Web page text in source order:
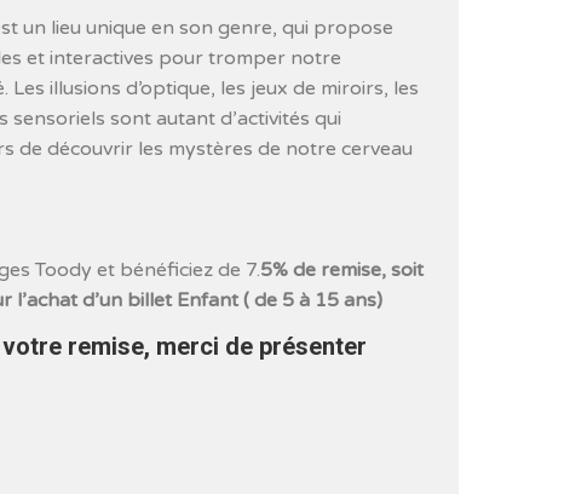
un lieu unique en son genre, qui propose
et interactives pour tromper notre
illusions d’optique, les jeux de miroirs, les
sont autant d’activités qui
de découvrir les mystères de notre cerveau
Toody et bénéficiez de 7.5% de remise, soit
l’achat d’un billet Enfant ( de 5 à 15 ans)
remise, merci de présenter